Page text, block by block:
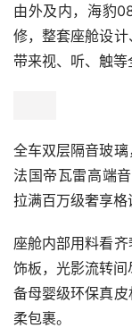
由外及内，海豹
修，整套座舱设计
带来视、听、触等
全车双层隔音玻璃
法国帝瓦雷高端
拉满百万级奢享格
座舱内部用料看
饰板，光影流转
备母婴级环保真
柔包裹。